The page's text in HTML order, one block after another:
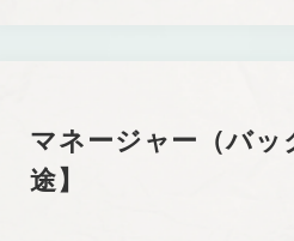
マネージャー（バッ
途】